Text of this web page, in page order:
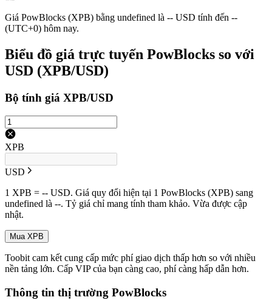
Giá PowBlocks (XPB) bằng undefined là -- USD tính đến --
(UTC+0) hôm nay.
Biểu đồ giá trực tuyến PowBlocks so với
USD (XPB/USD)
Bộ tính giá XPB/USD
XPB
USD
1 XPB = -- USD. Giá quy đổi hiện tại 1 PowBlocks (XPB) sang
undefined là --. Tỷ giá chỉ mang tính tham khảo. Vừa được cập
nhật.
Mua XPB
Toobit cam kết cung cấp mức phí giao dịch thấp hơn so với nhiều
nền tảng lớn. Cấp VIP của bạn càng cao, phí càng hấp dẫn hơn.
Thông tin thị trường PowBlocks